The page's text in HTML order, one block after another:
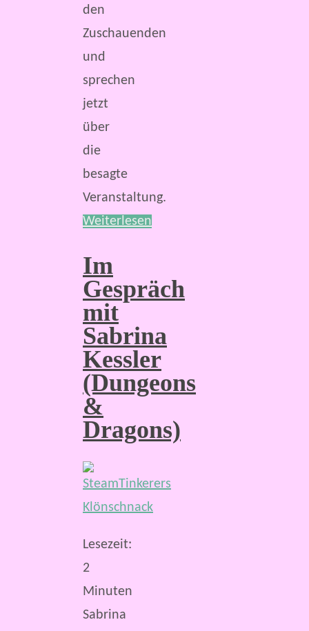
den
Zuschauenden
und
sprechen
jetzt
über
die
besagte
Veranstaltung.
Weiterlesen
Im
Gespräch
mit
Sabrina
Kessler
(Dungeons
&
Dragons)
Lesezeit:
2
Minuten
Sabrina